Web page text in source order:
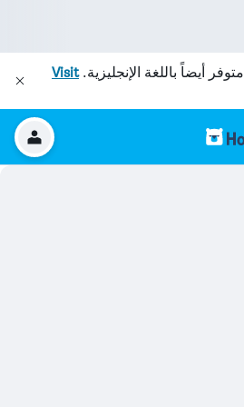
متوفر أيضاً باللغة الإنجليزية.Visit